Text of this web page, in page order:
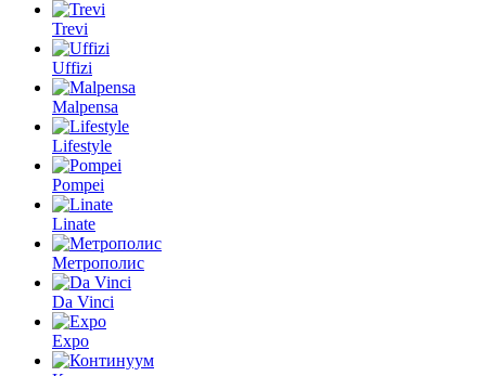
Trevi
Uffizi
Malpensa
Lifestyle
Pompei
Linate
Метрополис
Da Vinci
Expo